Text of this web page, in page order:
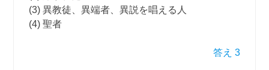
(3) 異教徒、異端者、異説を唱える人
(4) 聖者
答え 3